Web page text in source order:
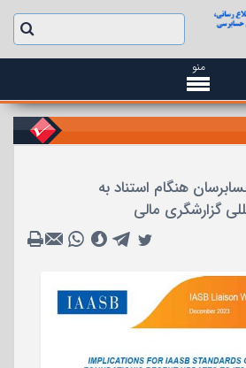
منو
هنگام استناد به
گزارشگری مالی